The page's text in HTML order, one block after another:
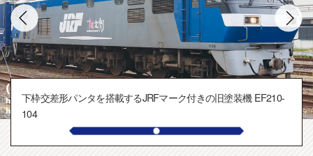
下枠交差形パンタを搭載するJRFマーク付きの旧塗装機 EF210-
104